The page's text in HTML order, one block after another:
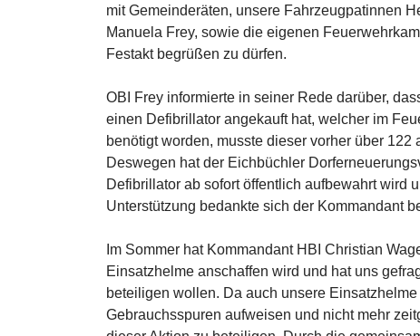
mit Gemeinderäten, unsere Fahrzeugpatinnen
Manuela Frey, sowie die eigenen
Festakt begrüßen zu dürfen.
OBI Frey informierte in seiner Rede darüber,
einen Defibrillator angekauft hat, welcher im
benötigt worden, musste dieser vorher über
Deswegen hat der Eichbüchler
Defibrillator ab sofort öffentlich aufbewahrt wird
Unterstützung bedankte sich der Kommandant
Im Sommer hat Kommandant HBI Christian
Einsatzhelme anschaffen wird und hat uns
beteiligen wollen. Da auch unsere
Gebrauchsspuren aufweisen und nicht mehr